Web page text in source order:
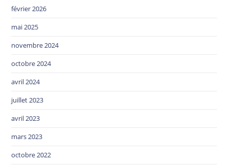
février 2026
mai 2025
novembre 2024
octobre 2024
avril 2024
juillet 2023
avril 2023
mars 2023
octobre 2022